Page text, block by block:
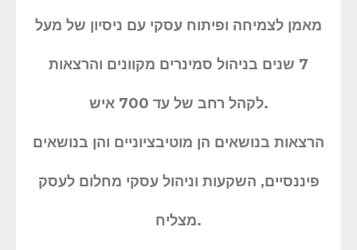
מאמן לצמיחה ופיתוח עסקי עם ניסיון של מעל
7 שנים בניהול סמינרים מקוונים והרצאות
לקהל רחב של עד 700 איש.
הרצאות בנושאים הן מוטיבציוניים והן בנושאים
פיננסיים, השקעות וניהול עסקי מחלום לעסק
מצליח.